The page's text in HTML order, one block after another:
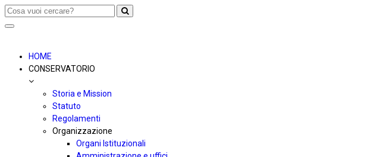
Toggle
HOME
CONSERVATORIO
Storia e Mission
Statuto
Regolamenti
Organizzazione
Organi Istituzionali